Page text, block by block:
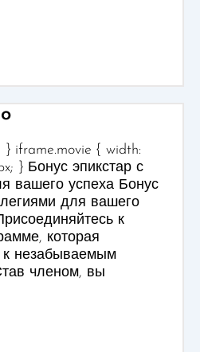
iframe.movie { width:
} Бонус эпикстар с
вашего успеха Бонус
для вашего
к
которая
к незабываемым
членом, вы